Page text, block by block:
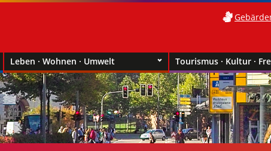
Leben · Wohnen · Umwelt Tourismus · Kultur ·